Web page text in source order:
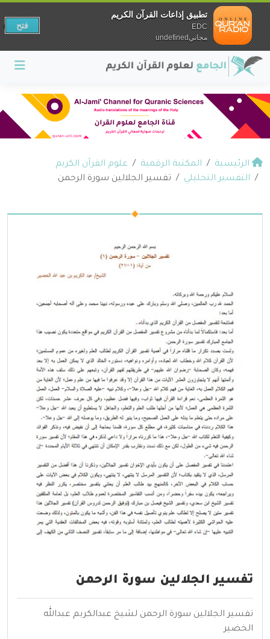
الرئيسية المكتبة الرقمية
علوم القرآن الكريم
التفسير التحليلي
تفسير الجلالين سورة الرحمن
تفسير الجلالين سورة الرحمن
تفسير الجلالين سورة الرحمن لشيخ عبدالكربم عبدالله
الخضير
تطبيق إذاعات القرآن الكريم
EDC
مجانيundefined
فتح